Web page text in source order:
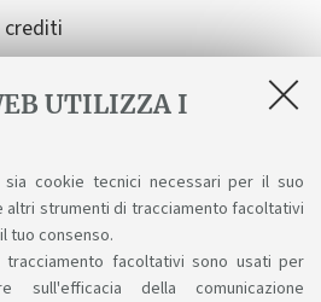
UTILIZZA I
cookie tecnici necessari per il suo
altri strumenti di tracciamento facoltativi
tuo consenso.
facoltativi sono usati per
sull'efficacia della comunicazione
e riconoscimento di
nell'ambito dei
internazionale (Learning
e delle commissioni